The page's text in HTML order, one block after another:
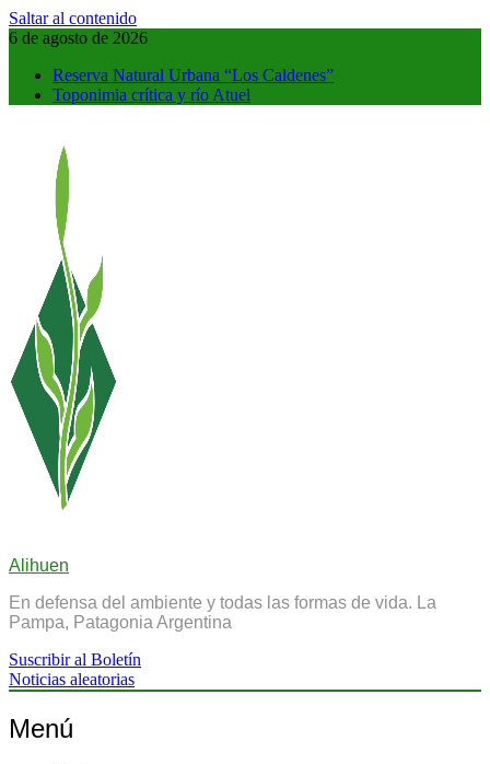
Saltar al contenido
6 de agosto de 2026
Reserva Natural Urbana “Los Caldenes”
Toponimia crítica y río Atuel
Alihuen
En defensa del ambiente y todas las formas de vida. La
Pampa, Patagonia Argentina
Suscribir al Boletín
Noticias aleatorias
Menú